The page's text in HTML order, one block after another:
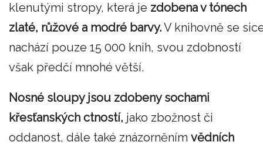
klenutými stropy, která je zdobena v tónech
zlaté, růžové a modré barvy.V knihovně se
nachází pouze 15 000 knih, svou zdobností
však předčí mnohé větší.
Nosné sloupy jsou zdobeny sochami
křesťanských ctností, jako zbožnost či
oddanost, dále také znázorněním vědních